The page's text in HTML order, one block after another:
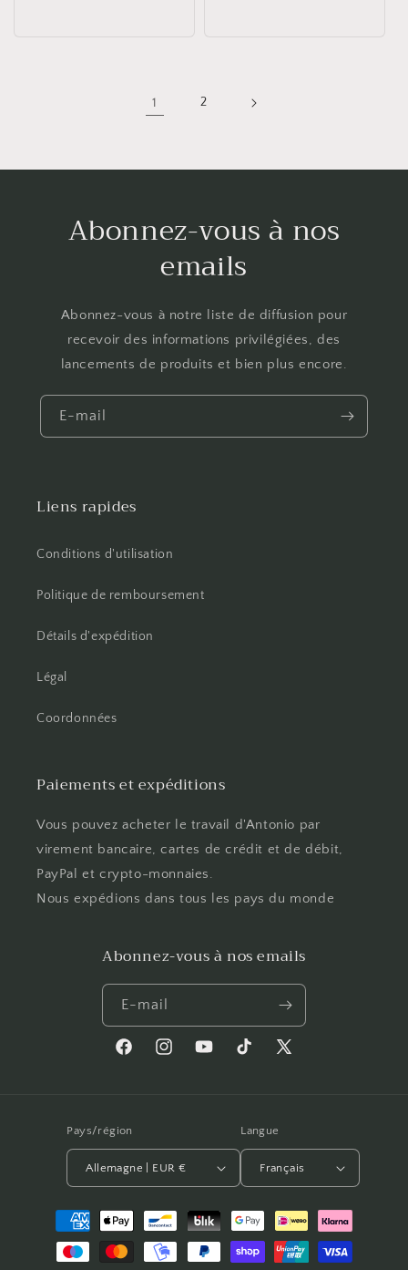
1 2
Abonnez-vous à nos
emails
Abonnez-vous à notre liste de diffusion pour
recevoir des informations privilégiées, des
lancements de produits et bien plus encore.
E-mail
Liens rapides
Conditions d'utilisation
Politique de remboursement
Détails d'expédition
Légal
Coordonnées
Paiements et expéditions
Vous pouvez acheter le travail d'Antonio par
virement bancaire, cartes de crédit et de débit,
PayPal et crypto-monnaies.
Nous expédions dans tous les pays du monde
Abonnez-vous à nos emails
E-mail
FacebookInstagramYouTubeTikTok
X
Pays/région
Allemagne | EUR €
Langue
Français
Moyens
paiement